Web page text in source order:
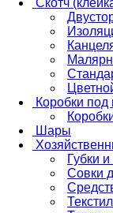
Коробки под
Шары
Губки
Совки